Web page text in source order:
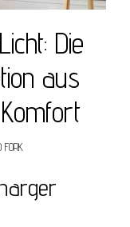
Die
aus
FORK